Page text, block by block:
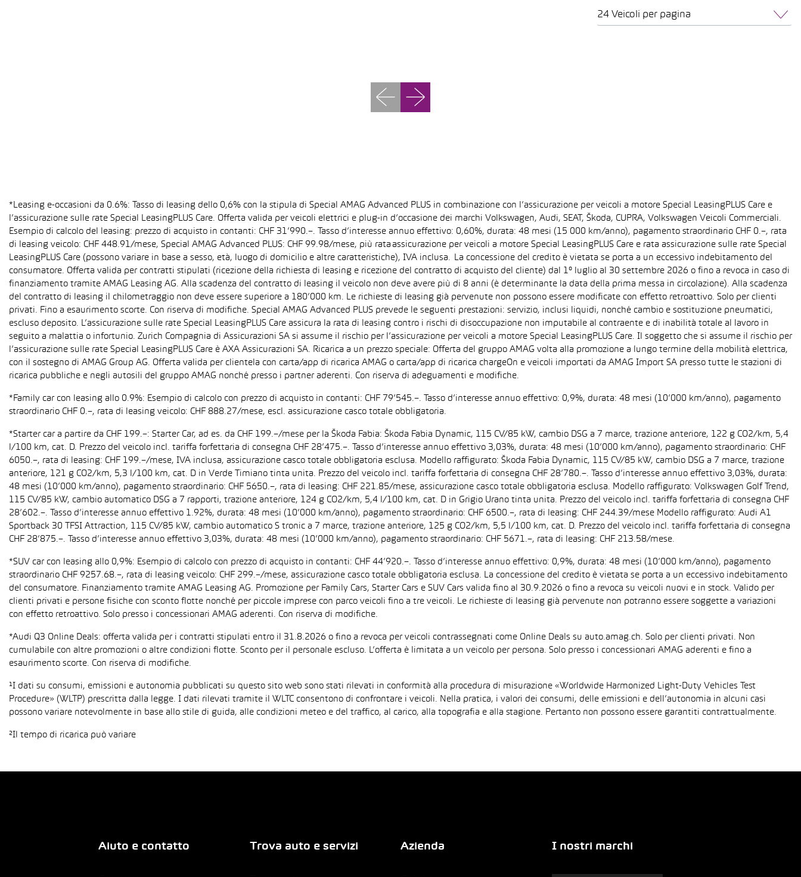
24 Veicoli per pagina
*Leasing e-occasioni da 0.6%: Tasso di leasing dello 0,6% con la stipula di Special AMAG Advanced PLUS in combinazione con l’assicurazione per veicoli a motore Special LeasingPLUS Care e
l’assicurazione sulle rate Special LeasingPLUS Care. Offerta valida per veicoli elettrici e plug-in d’occasione dei marchi Volkswagen, Audi, SEAT, Škoda, CUPRA, Volkswagen Veicoli Commerciali.
Esempio di calcolo del leasing: prezzo di acquisto in contanti: CHF 31’990.–. Tasso d’interesse annuo effettivo: 0,60%, durata: 48 mesi (15 000 km/anno), pagamento straordinario CHF 0.–, rata
di leasing veicolo: CHF 448.91/mese, Special AMAG Advanced PLUS: CHF 99.98/mese, più rata assicurazione per veicoli a motore Special LeasingPLUS Care e rata assicurazione sulle rate Special
LeasingPLUS Care (possono variare in base a sesso, età, luogo di domicilio e altre caratteristiche), IVA inclusa. La concessione del credito è vietata se porta a un eccessivo indebitamento del
consumatore. Offerta valida per contratti stipulati (ricezione della richiesta di leasing e ricezione del contratto di acquisto del cliente) dal 1° luglio al 30 settembre 2026 o fino a revoca in caso di
finanziamento tramite AMAG Leasing AG. Alla scadenza del contratto di leasing il veicolo non deve avere più di 8 anni (è determinante la data della prima messa in circolazione). Alla scadenza
del contratto di leasing il chilometraggio non deve essere superiore a 180’000 km. Le richieste di leasing già pervenute non possono essere modificate con effetto retroattivo. Solo per clienti
privati. Fino a esaurimento scorte. Con riserva di modifiche. Special AMAG Advanced PLUS prevede le seguenti prestazioni: servizio, inclusi liquidi, nonché cambio e sostituzione pneumatici,
escluso deposito. L’assicurazione sulle rate Special LeasingPLUS Care assicura la rata di leasing contro i rischi di disoccupazione non imputabile al contraente e di inabilità totale al lavoro in
seguito a malattia o infortunio. Zurich Compagnia di Assicurazioni SA si assume il rischio per l’assicurazione per veicoli a motore Special LeasingPLUS Care. Il soggetto che si assume il rischio per
l’assicurazione sulle rate Special LeasingPLUS Care è AXA Assicurazioni SA. Ricarica a un prezzo speciale: Offerta del gruppo AMAG volta alla promozione a lungo termine della mobilità elettrica,
con il sostegno di AMAG Group AG. Offerta valida per clientela con carta/app di ricarica AMAG o carta/app di ricarica chargeOn e veicoli importati da AMAG Import SA presso tutte le stazioni di
ricarica pubbliche e negli autosili del gruppo AMAG nonché presso i partner aderenti. Con riserva di adeguamenti e modifiche.
*Family car con leasing allo 0.9%: Esempio di calcolo con prezzo di acquisto in contanti: CHF 79’545.–. Tasso d’interesse annuo effettivo: 0,9%, durata: 48 mesi (10’000 km/anno), pagamento
straordinario CHF 0.–, rata di leasing veicolo: CHF 888.27/mese, escl. assicurazione casco totale obbligatoria.
*Starter car a partire da CHF 199.–: Starter Car, ad es. da CHF 199.–/mese per la Škoda Fabia: Škoda Fabia Dynamic, 115 CV/85 kW, cambio DSG a 7 marce, trazione anteriore, 122 g CO2/km, 5,4
l/100 km, cat. D. Prezzo del veicolo incl. tariffa forfettaria di consegna CHF 28’475.–. Tasso d’interesse annuo effettivo 3,03%, durata: 48 mesi (10’000 km/anno), pagamento straordinario: CHF
6050.–, rata di leasing: CHF 199.–/mese, IVA inclusa, assicurazione casco totale obbligatoria esclusa. Modello raffigurato: Škoda Fabia Dynamic, 115 CV/85 kW, cambio DSG a 7 marce, trazione
anteriore, 121 g CO2/km, 5,3 l/100 km, cat. D in Verde Timiano tinta unita. Prezzo del veicolo incl. tariffa forfettaria di consegna CHF 28’780.–. Tasso d’interesse annuo effettivo 3,03%, durata:
48 mesi (10’000 km/anno), pagamento straordinario: CHF 5650.–, rata di leasing: CHF 221.85/mese, assicurazione casco totale obbligatoria esclusa. Modello raffigurato: Volkswagen Golf Trend,
115 CV/85 kW, cambio automatico DSG a 7 rapporti, trazione anteriore, 124 g CO2/km, 5,4 l/100 km, cat. D in Grigio Urano tinta unita. Prezzo del veicolo incl. tariffa forfettaria di consegna CHF
28’602.–. Tasso d’interesse annuo effettivo 1.92%, durata: 48 mesi (10’000 km/anno), pagamento straordinario: CHF 6500.–, rata di leasing: CHF 244.39/mese Modello raffigurato: Audi A1
Sportback 30 TFSI Attraction, 115 CV/85 kW, cambio automatico S tronic a 7 marce, trazione anteriore, 125 g CO2/km, 5,5 l/100 km, cat. D. Prezzo del veicolo incl. tariffa forfettaria di consegna
CHF 28’875.–. Tasso d’interesse annuo effettivo 3,03%, durata: 48 mesi (10’000 km/anno), pagamento straordinario: CHF 5671.–, rata di leasing: CHF 213.58/mese.
*SUV car con leasing allo 0,9%: Esempio di calcolo con prezzo di acquisto in contanti: CHF 44’920.–. Tasso d’interesse annuo effettivo: 0,9%, durata: 48 mesi (10’000 km/anno), pagamento
straordinario CHF 9257.68.–, rata di leasing veicolo: CHF 299.–/mese, assicurazione casco totale obbligatoria esclusa. La concessione del credito è vietata se porta a un eccessivo indebitamento
del consumatore. Finanziamento tramite AMAG Leasing AG. Promozione per Family Cars, Starter Cars e SUV Cars valida fino al 30.9.2026 o fino a revoca su veicoli nuovi e in stock. Valido per
clienti privati e persone fisiche con sconto flotte nonché per piccole imprese con parco veicoli fino a tre veicoli. Le richieste di leasing già pervenute non potranno essere soggette a variazioni
con effetto retroattivo. Solo presso i concessionari AMAG aderenti. Con riserva di modifiche.
*Audi Q3 Online Deals: offerta valida per i contratti stipulati entro il 31.8.2026 o fino a revoca per veicoli contrassegnati come Online Deals su auto.amag.ch. Solo per clienti privati. Non
cumulabile con altre promozioni o altre condizioni flotte. Sconto per il personale escluso. L’offerta è limitata a un veicolo per persona. Solo presso i concessionari AMAG aderenti e fino a
esaurimento scorte. Con riserva di modifiche.
¹I dati su consumi, emissioni e autonomia pubblicati su questo sito web sono stati rilevati in conformità alla procedura di misurazione «Worldwide Harmonized Light-Duty Vehicles Test
Procedure» (WLTP) prescritta dalla legge. I dati rilevati tramite il WLTC consentono di confrontare i veicoli. Nella pratica, i valori dei consumi, delle emissioni e dell’autonomia in alcuni casi
possono variare notevolmente in base allo stile di guida, alle condizioni meteo e del traffico, al carico, alla topografia e alla stagione. Pertanto non possono essere garantiti contrattualmente.
²Il tempo di ricarica può variare
Aiuto e contatto Trova auto e servizi Azienda I nostri marchi